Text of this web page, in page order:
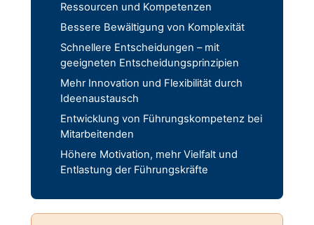
Ressourcen und Kompetenzen
Bessere Bewältigung von Komplexität
Schnellere Entscheidungen – mit
geeigneten Entscheidungsprinzipien
Mehr Innovation und Flexibilität durch
Ideenaustausch
Entwicklung von Führungskompetenz bei
Mitarbeitenden
Höhere Motivation, mehr Vielfalt und
Entlastung der Führungskräfte